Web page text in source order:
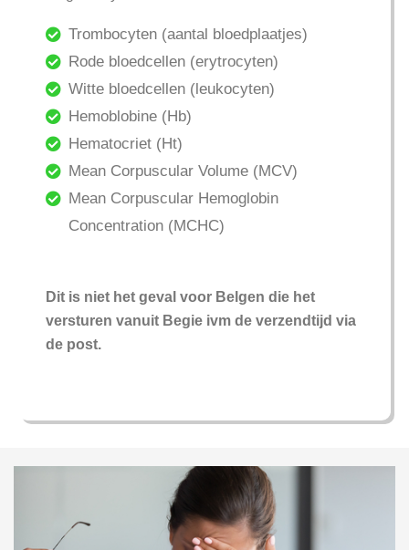
Trombocyten (aantal bloedplaatjes)
Rode bloedcellen (erytrocyten)
Witte bloedcellen (leukocyten)
Hemoblobine (Hb)
Hematocriet (Ht)
Mean Corpuscular Volume (MCV)
Mean Corpuscular Hemoglobin
Concentration (MCHC)
Dit is niet het geval voor Belgen die het
versturen vanuit Begie ivm de verzendtijd via
de post.